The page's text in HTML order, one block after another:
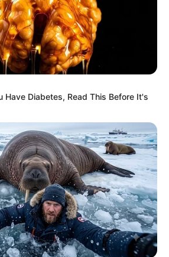
Have Diabetes, Read This Before It's